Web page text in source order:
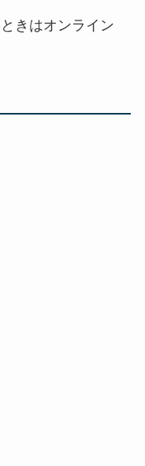
きはオンライン